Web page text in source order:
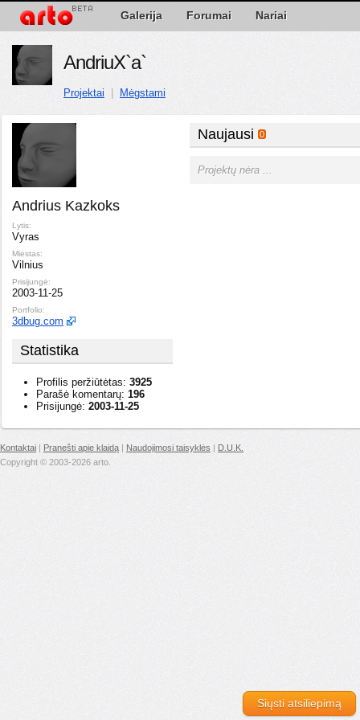
Galerija Forumai Nariai
Siųsti atsiliepimą
AndriuX`a`
Projektai Mėgstami
Andrius Kazkoks
Lytis:
Vyras
Miestas:
Vilnius
Prisijungė:
2003-11-25
Portfolio:
3dbug.com
Statistika
Profilis peržiūtėtas: 3925
Parašė komentarų: 196
Prisijungė: 2003-11-25
Naujausi 0
Projektų nėra ...
Kontaktai | Pranešti apie klaidą | Naudojimosi taisyklės | D.U.K.
Copyright © 2003-2026 arto.